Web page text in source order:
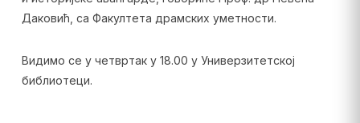
Даковић, са Факултета драмских уметности.
Видимо се у четвртак у 18.00 у Универзитетској
библиотеци.